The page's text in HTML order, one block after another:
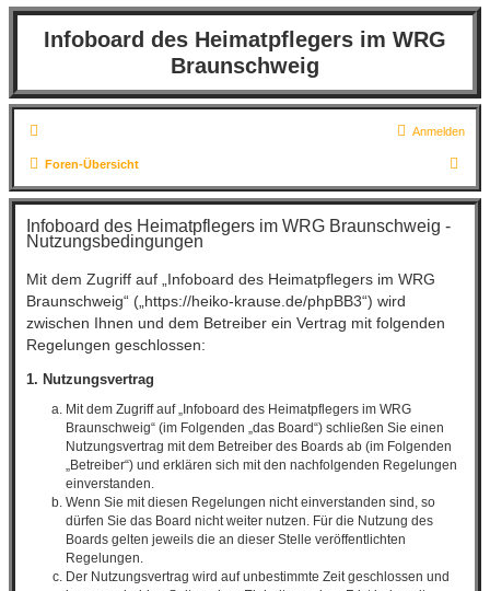
Infoboard des Heimatpflegers im WRG
Braunschweig
Anmelden
Foren-Übersicht
u
Infoboard des Heimatpflegers im WRG Braunschweig -
Nutzungsbedingungen
Mit dem Zugriff auf „Infoboard des Heimatpflegers im WRG
Braunschweig“ („https://heiko-krause.de/phpBB3“) wird
zwischen Ihnen und dem Betreiber ein Vertrag mit folgenden
Regelungen geschlossen:
1. Nutzungsvertrag
Mit dem Zugriff auf „Infoboard des Heimatpflegers im WRG
Braunschweig“ (im Folgenden „das Board“) schließen Sie einen
Nutzungsvertrag mit dem Betreiber des Boards ab (im Folgenden
„Betreiber“) und erklären sich mit den nachfolgenden Regelungen
einverstanden.
Wenn Sie mit diesen Regelungen nicht einverstanden sind, so
dürfen Sie das Board nicht weiter nutzen. Für die Nutzung des
Boards gelten jeweils die an dieser Stelle veröffentlichten
Regelungen.
Der Nutzungsvertrag wird auf unbestimmte Zeit geschlossen und